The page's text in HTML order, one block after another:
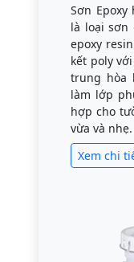
Sơn Epoxy
là loại sơn
epoxy
kết poly
trung hòa
làm lớp
hợp cho
vừa và nhẹ.
Xem chi